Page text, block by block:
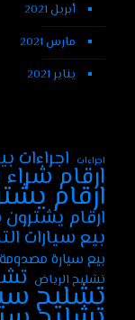
أبريل 2021
مارس 2021
يناير 2021
اجراءات اجراءات
ارقام
ارقام
ارقام
بيع سيارات
بيع سيارة مصدومة
تشليح الرياض
تشليح